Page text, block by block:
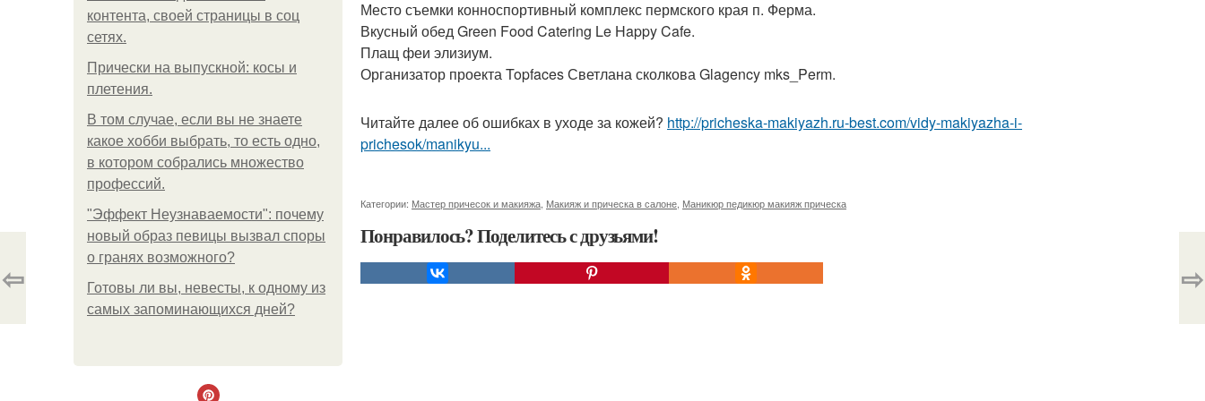
контента, своей страницы в соц
сетях.
Прически на выпускной: косы и
плетения.
В том случае, если вы не знаете
какое хобби выбрать, то есть одно,
в котором собрались множество
профессий.
"Эффект Неузнаваемости": почему
новый образ певицы вызвал споры
о гранях возможного?
Готовы ли вы, невесты, к одному из
самых запоминающихся дней?
Место съемки конноспортивный комплекс пермского края п. Ферма.
Вкусный обед Green Food Catering Le Happy Cafe.
Плащ феи элизиум.
Организатор проекта Topfaces Светлана сколкова Glagency mks_Perm.
Читайте далее об ошибках в уходе за кожей? http://pricheska-makiyazh.ru-best.com/vidy-makiyazha-i-
prichesok/manikyu...
Категории: Мастер причесок и макияжа Макияж и прическа в салоне Маникюр педикюр макияж прическа
Понравилось? Поделитесь с друзьями!
⇦ ⇨